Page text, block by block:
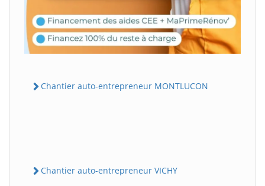
Chantier auto-entrepreneur MONTLUCON
Chantier auto-entrepreneur VICHY